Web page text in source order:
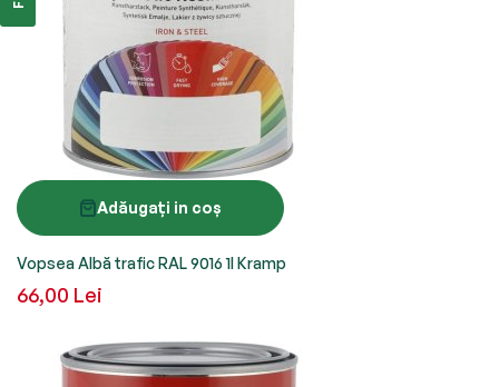
Adăugați in coș
Vopsea Albă trafic RAL 9016 1l Kramp
66,00 Lei